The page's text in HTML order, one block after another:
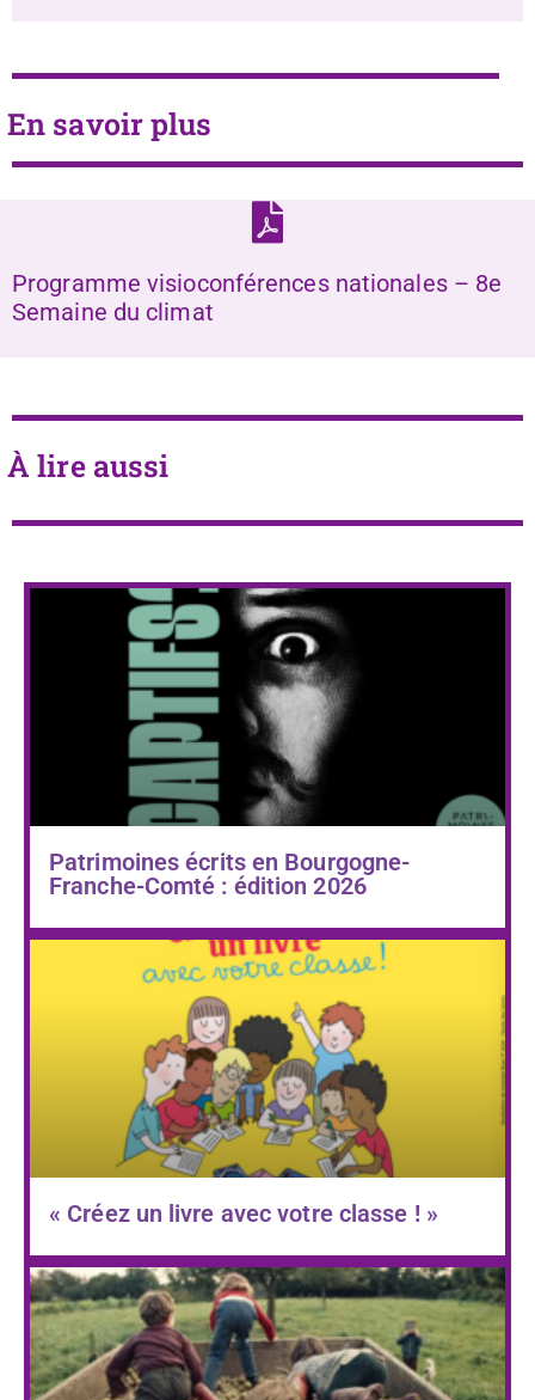
En savoir plus
Programme visioconférences nationales – 8e
Semaine du climat
À lire aussi
Patrimoines écrits en Bourgogne-
Franche-Comté : édition 2026
« Créez un livre avec votre classe ! »